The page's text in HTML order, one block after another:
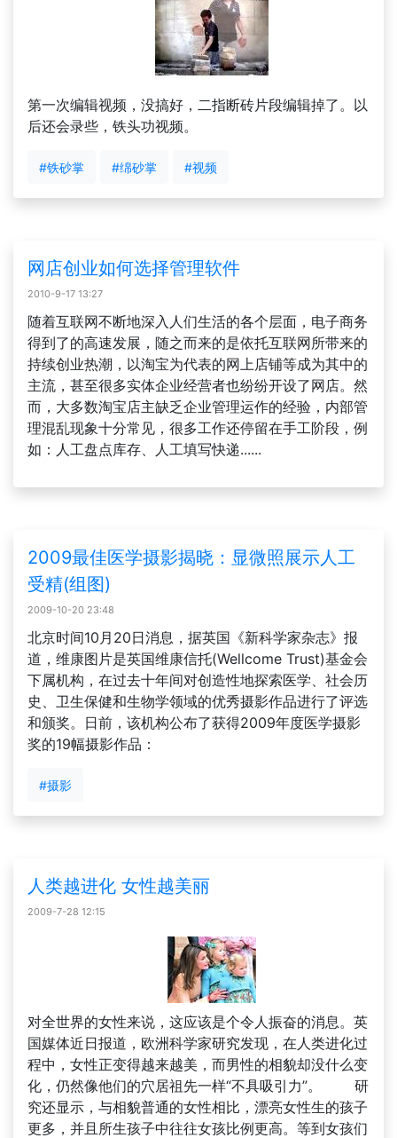
第一次编辑视频，没搞好，二指断砖片段编辑掉了。以
后还会录些，铁头功视频。
#铁砂掌 #绵砂掌 #视频
网店创业如何选择管理软件
2010-9-17 13:27
随着互联网不断地深入人们生活的各个层面，电子商务
得到了的高速发展，随之而来的是依托互联网所带来的
持续创业热潮，以淘宝为代表的网上店铺等成为其中的
主流，甚至很多实体企业经营者也纷纷开设了网店。然
而，大多数淘宝店主缺乏企业管理运作的经验，内部管
理混乱现象十分常见，很多工作还停留在手工阶段，例
如：人工盘点库存、人工填写快递......
2009最佳医学摄影揭晓：显微照展示人工
受精(组图)
2009-10-20 23:48
北京时间10月20日消息，据英国《新科学家杂志》报
道，维康图片是英国维康信托(Wellcome Trust)基金会
下属机构，在过去十年间对创造性地探索医学、社会历
史、卫生保健和生物学领域的优秀摄影作品进行了评选
和颁奖。日前，该机构公布了获得2009年度医学摄影
奖的19幅摄影作品：
#摄影
人类越进化 女性越美丽
2009-7-28 12:15
对全世界的女性来说，这应该是个令人振奋的消息。英
国媒体近日报道，欧洲科学家研究发现，在人类进化过
程中，女性正变得越来越美，而男性的相貌却没什么变
化，仍然像他们的穴居祖先一样“不具吸引力”。 研
究还显示，与相貌普通的女性相比，漂亮女性生的孩子
更多，并且所生孩子中往往女孩比例更高。等到女孩们